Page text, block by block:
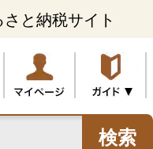
と納税サイト
検索